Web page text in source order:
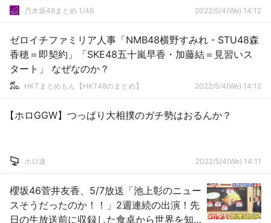
乃木坂46まとめ 1/46 2022/5/4(We) 14:12
ゼロイチファミリア人事「NMB48横野すみれ・STU48森
香穂＝即契約」「SKE48五十嵐早香・加藤結＝見習いス
タート」 なぜなのか？
HKTまとめもん【HKT48のまとめ】 2022/5/4(We) 14:12
【ホロGGW】つっぱり大相撲のガチ勢はおるんか？
ホロ速 2022/5/4(We) 14:11
櫻坂46菅井友香、5/7放送「池上彰のニュー
スそうだったのか！！」2週連続の出演！先
日の生放送前に収録した食卓から世界を知